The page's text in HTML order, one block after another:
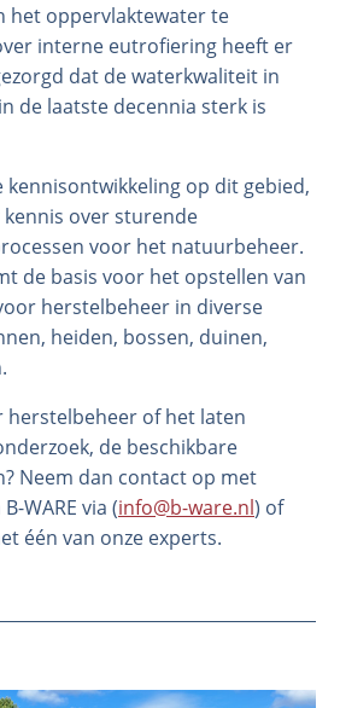
het oppervlaktewater te
interne eutrofiering heeft er
dat de waterkwaliteit in
de laatste decennia sterk is
op dit gebied,
over sturende
voor het natuurbeheer.
de basis voor het opstellen van
herstelbeheer in diverse
heiden, bossen, duinen,
herstelbeheer of het laten
de beschikbare
Neem dan contact op met
WARE via (info@b-ware.nl) of
één van onze experts.